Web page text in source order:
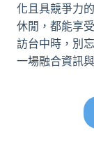
化且具競爭力
休閒，都能享
訪台中時，別
一場融合資訊